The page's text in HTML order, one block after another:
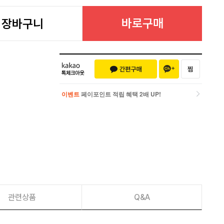
장바구니 바로구매
이벤트 페이포인트 적립 혜택 2배 UP!
관련상품 Q&A